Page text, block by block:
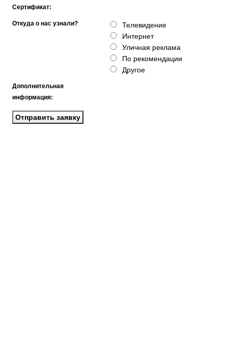
Сертификат:
Откуда о нас узнали?
Телевидение
Интернет
Уличная реклама
По рекомендации
Другое
Дополнительная
информация: